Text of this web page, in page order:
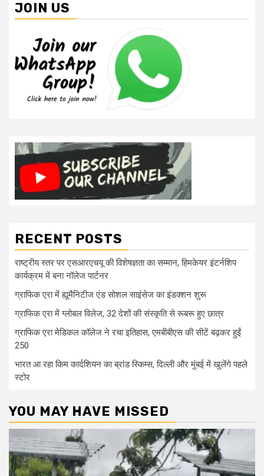
JOIN US
RECENT POSTS
राष्ट्रीय स्तर पर एसआरएचयू की विशेषज्ञता का सम्मान, हिमकेयर इंटर्नशिप
कार्यक्रम में बना नॉलेज पार्टनर
ग्राफिक एरा में ह्यूमैनिटीज एंड सोशल साइंसेज का इंडक्शन शुरू
ग्राफिक एरा में ग्लोबल विलेज, 32 देशों की संस्कृति से रूबरू हुए छात्र
ग्राफिक एरा मेडिकल कॉलेज ने रचा इतिहास, एमबीबीएस की सीटें बढ़कर हुईं
250
भारत आ रहा किम कार्दशियन का ब्रांड स्किम्स, दिल्ली और मुंबई में खुलेंगे पहले
स्टोर
YOU MAY HAVE MISSED